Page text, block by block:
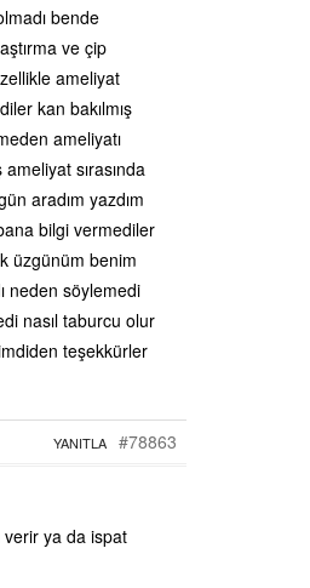
bende
ve çip
ameliyat
kan bakılmış
ameliyatı
sırasında
aradım yazdım
bilgi vermediler
üzgünüm benim
neden söylemedi
nasıl taburcu olur
teşekkürler
#78863
YANITLA
verir ya da ispat